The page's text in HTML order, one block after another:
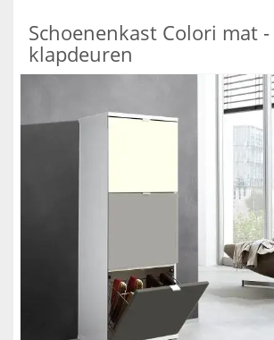
Schoenenkast Colori mat -
klapdeuren